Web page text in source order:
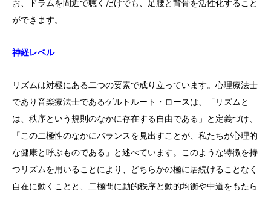
お、ドラムを間近で聴くだけでも、足腰と背骨を活性化すること
ができます。
神経レベル
リズムは対極にある二つの要素で成り立っています。心理療法士
であり音楽療法士であるゲルトルート・ロースは、「リズムと
は、秩序という規則のなかに存在する自由である」と定義づけ、
「この二極性のなかにバランスを見出すことが、私たちが心理的
な健康と呼ぶものである」と述べています。このような特徴を持
つリズムを用いることにより、どちらかの極に居続けることなく
自在に動くことと、二極間に動的秩序と動的均衡や中道をもたら